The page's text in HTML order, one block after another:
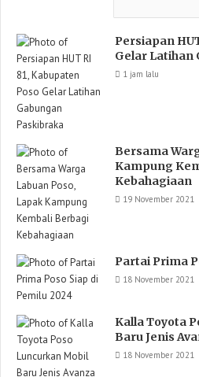
Persiapan
Gelar Latihan
1 jam lalu
Bersama
Kampung
Kebahagiaan
19 November 2021
Partai Prima
18 November 2021
Kalla Toyota
Baru Jenis
18 November 2021